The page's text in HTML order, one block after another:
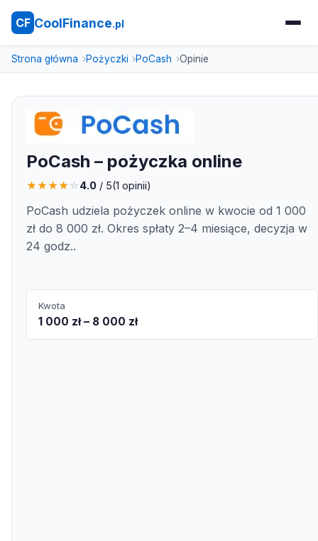
CF CoolFinance.pl
Strona główna Pożyczki PoCash Opinie
PoCash – pożyczka online
★★★★☆4.0 / 5(1 opinii)
PoCash udziela pożyczek online w kwocie od 1 000
zł do 8 000 zł. Okres spłaty 2–4 miesiące, decyzja w
24 godz..
Kwota
1 000 zł – 8 000 zł